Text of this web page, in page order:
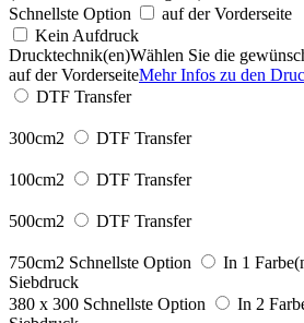
Schnellste Option
auf der Vorderseite
Kein Aufdruck
Drucktechnik(en)Wählen Sie die
auf der VorderseiteMehr Infos zu den
DTF Transfer
300cm2 DTF Transfer
100cm2 DTF Transfer
500cm2 DTF Transfer
750cm2 Schnellste Option
In 1
Siebdruck
380 x 300 Schnellste Option
In 2